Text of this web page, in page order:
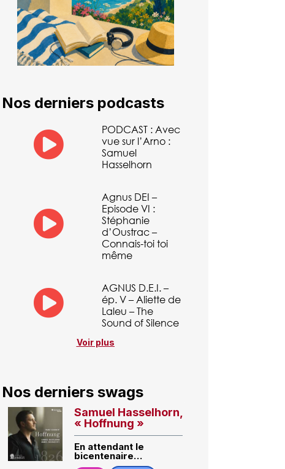
Nos derniers podcasts
PODCAST : Avec
vue sur l’Arno :
Samuel
Hasselhorn
Agnus DEI –
Episode VI :
Stéphanie
d’Oustrac –
Connais-toi toi
même
AGNUS D.E.I. –
ép. V – Aliette de
Laleu – The
Sound of Silence
Voir plus
Nos derniers swags
Samuel Hasselhorn,
« Hoffnung »
En attendant le
bicentenaire…